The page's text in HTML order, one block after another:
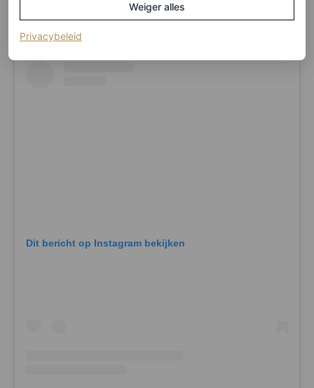
Dit bericht op Instagram bekijken
Weiger alles
Privacybeleid